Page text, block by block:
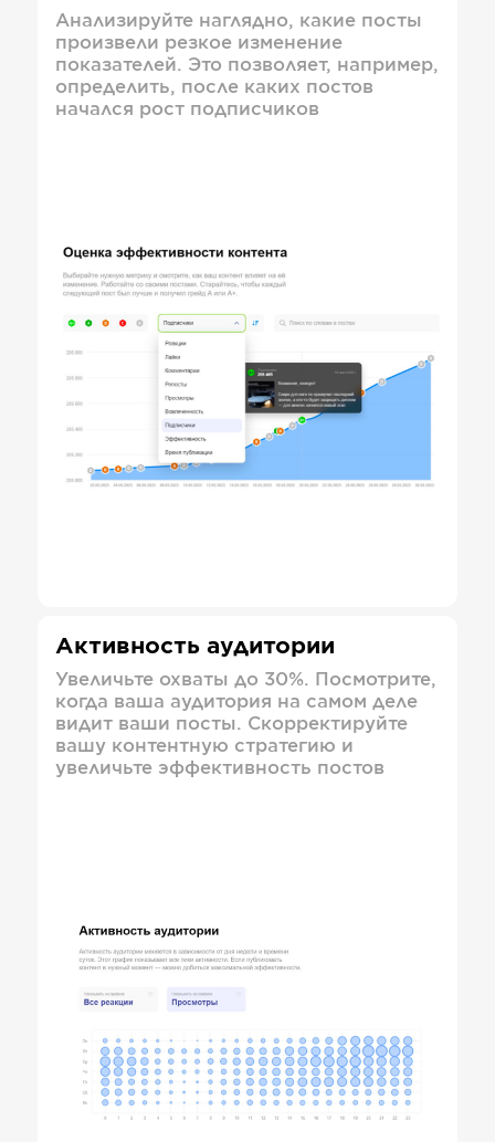
Анализируйте наглядно, какие посты
произвели резкое изменение
показателей. Это позволяет, например,
определить, после каких постов
начался рост подписчиков
Активность аудитории
Увеличьте охваты до 30%. Посмотрите,
когда ваша аудитория на самом деле
видит ваши посты. Скорректируйте
вашу контентную стратегию и
увеличьте эффективность постов